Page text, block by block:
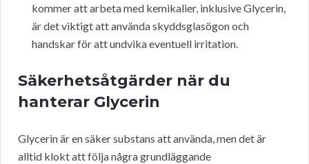
kommer att arbeta med kemikalier, inklusive Glycerin,
är det viktigt att använda skyddsglasögon och
handskar för att undvika eventuell irritation.
Säkerhetsåtgärder när du
hanterar Glycerin
Glycerin är en säker substans att använda, men det är
alltid klokt att följa några grundläggande